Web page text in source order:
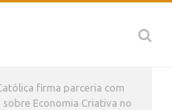
firma parceria com
Economia Criativa no